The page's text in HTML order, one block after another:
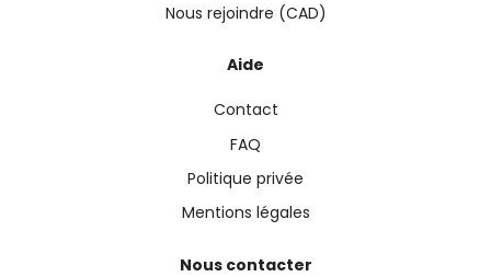
Nous rejoindre (CAD)
Aide
Contact
FAQ
Politique privée
Mentions légales
Nous contacter